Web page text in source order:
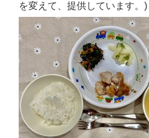
を変えて、提供しています。)